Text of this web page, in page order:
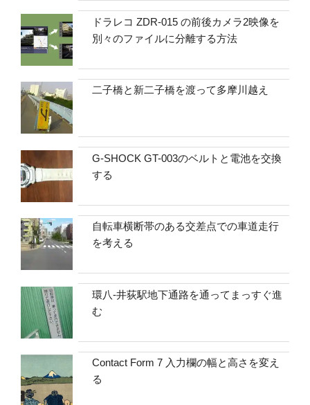
ドラレコ ZDR-015 の前後カメラ2映像を
別々のファイルに分離する方法
二子橋と新二子橋を渡って多摩川越え
G-SHOCK GT-003のベルトと電池を交換
する
自転車横断帯のある交差点での車道走行
を考える
環八-井荻駅地下通路を通ってまっすぐ進
む
Contact Form 7 入力欄の幅と高さを変え
る